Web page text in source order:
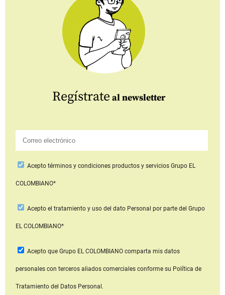
Regístrate al newsletter
Aceptotérminos y condiciones productos y serviciosGrupo EL
COLOMBIANO*
Acepto el tratamiento y uso del dato Personal por parte del Grupo
EL COLOMBIANO*
Acepto que Grupo EL COLOMBIANOcomparta mis datos
personales con terceros aliados comerciales conforme su Política de
Tratamiento del Datos Personal.